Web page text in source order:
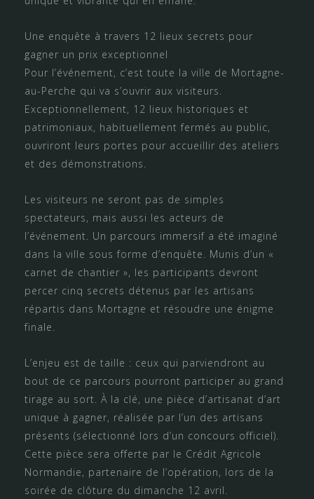
Une enquête à travers 12 lieux secrets pour
gagner un prix exceptionnel
Pour l’événement, c’est toute la ville de Mortagne-
au-Perche qui va s’ouvrir aux visiteurs.
Exceptionnellement, 12 lieux historiques et
patrimoniaux, habituellement fermés au public,
ouvriront leurs portes pour accueillir des ateliers
et des démonstrations.
Les visiteurs ne seront pas de simples
spectateurs, mais aussi les acteurs de
l’événement. Un parcours immersif a été imaginé
dans la ville sous forme d’enquête. Munis d’un «
carnet de chantier », les participants devront
percer cinq secrets détenus par les artisans
répartis dans Mortagne et résoudre une énigme
finale.
L’enjeu est de taille : ceux qui parviendront au
bout de ce parcours pourront participer au grand
tirage au sort. À la clé, une pièce d’artisanat d’art
unique à gagner, réalisée par l’un des artisans
présents (sélectionné lors d’un concours officiel).
Cette pièce sera offerte par le Crédit Agricole
Normandie, partenaire de l’opération, lors de la
soirée de clôture du dimanche 12 avril.